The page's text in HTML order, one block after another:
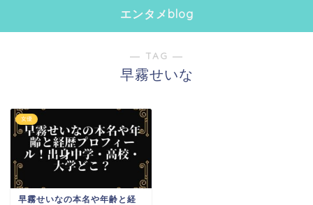
エンタメblog
― TAG ―
早霧せいな
女優
早霧せいなの本名や年齢と経